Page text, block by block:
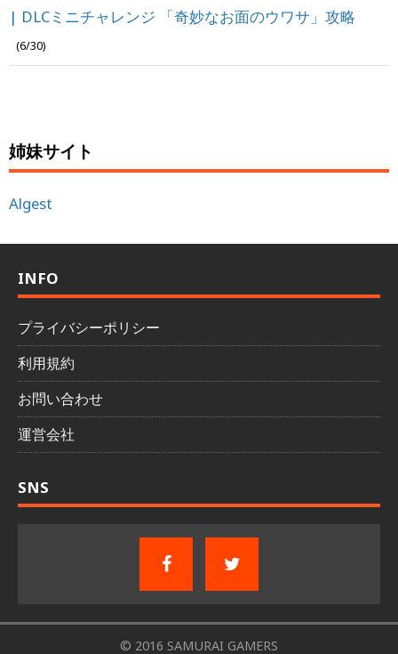
| DLCミニチャレンジ 「奇妙なお面のウワサ」攻略
(6/30)
姉妹サイト
Algest
INFO
プライバシーポリシー
利用規約
お問い合わせ
運営会社
SNS
© 2016 SAMURAI GAMERS